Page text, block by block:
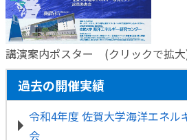
過去の開催実績
令和4年度 佐賀大学海洋エネル
会
講演案内ポスター (クリックで拡